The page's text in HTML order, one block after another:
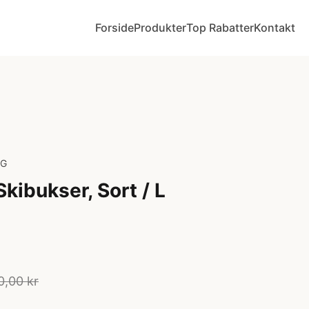
ForsideProdukterTop RabatterKontakt
Sort / L
kr